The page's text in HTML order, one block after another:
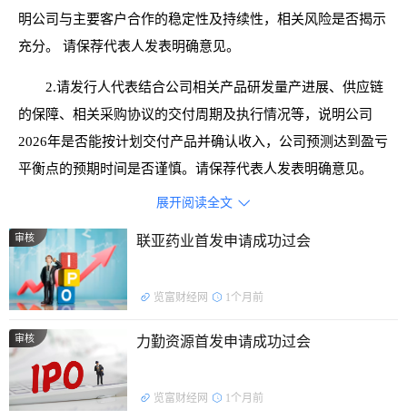
明公司与主要客户合作的稳定性及持续性，相关风险是否揭示
充分。 请保荐代表人发表明确意见。
2.请发行人代表结合公司相关产品研发量产进展、供应链
的保障、相关采购协议的交付周期及执行情况等，说明公司
2026年是否能按计划交付产品并确认收入，公司预测达到盈亏
平衡点的预期时间是否谨慎。请保荐代表人发表明确意见。
展开阅读全文 
审核 联亚药业首发申请成功过会
览富财经网 1个月前
审核 力勤资源首发申请成功过会
览富财经网 1个月前